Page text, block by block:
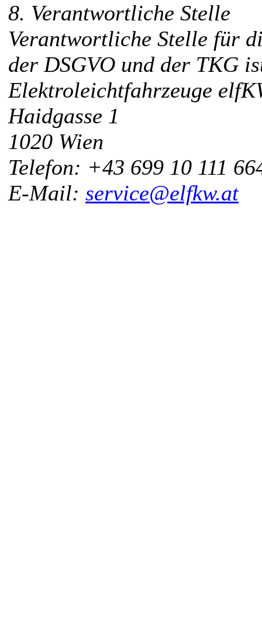
8. Verantwortliche Stelle
Verantwortliche Stelle für
der DSGVO und der TKG
Elektroleichtfahrzeuge
Haidgasse 1
1020 Wien
Telefon: +43 699 10 111
E-Mail: service@elfkw.at